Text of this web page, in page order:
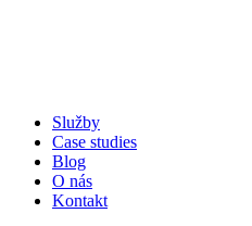
Služby
Case studies
Blog
O nás
Kontakt